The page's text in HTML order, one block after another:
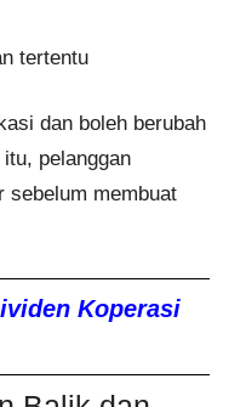
tertentu
dan boleh berubah
pelanggan
sebelum membuat
Koperasi